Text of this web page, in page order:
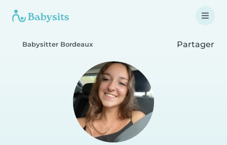
Babysitter Bordeaux Partager